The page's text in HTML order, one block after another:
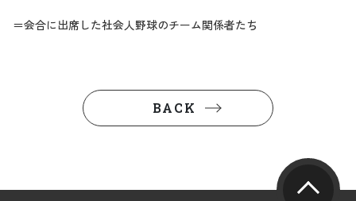
＝会合に出席した社会人野球のチーム関係者たち
BACK